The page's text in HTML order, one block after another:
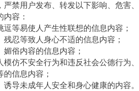
禁用户发布、转发以下影响、危害、
容：
逗等易使人产生性联想的信息内容；
残忍等致人身心不适的信息内容；
媚俗内容的信息内容；
模仿不安全行为和违反社会公德行为、
信息内容；
诱导未成年人安全和身心健康的内容。